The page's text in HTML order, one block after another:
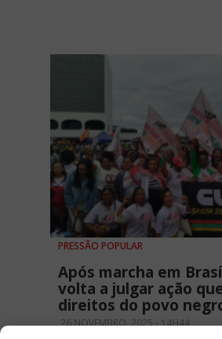
PRESSÃO POPULAR
Após marcha em
volta a julgar ação
direitos do povo
26 NOVEMBRO, 2025 - 14H44